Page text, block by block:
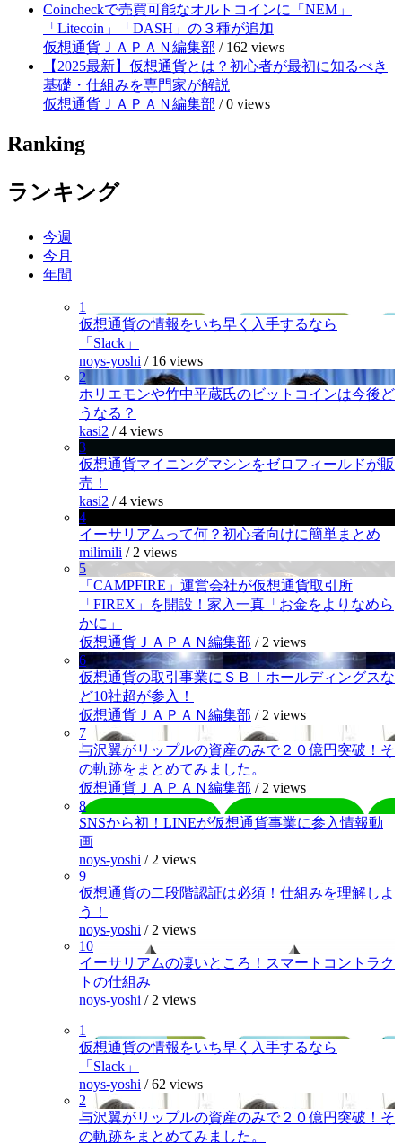
Coincheckで売買可能なオルトコインに「NEM」
「Litecoin」「DASH」の３種が追加
仮想通貨ＪＡＰＡＮ編集部 / 162 views
【2025最新】仮想通貨とは？初心者が最初に知るべき
基礎・仕組みを専門家が解説
仮想通貨ＪＡＰＡＮ編集部 /0 views
Ranking
ランキング
今週
今月
年間
1
仮想通貨の情報をいち早く入手するなら
「Slack」
noys-yoshi / 16 views
2
ホリエモンや竹中平蔵氏のビットコインは今後ど
うなる？
kasi2 /4 views
3
仮想通貨マイニングマシンをゼロフィールドが販
売！
kasi2 /4 views
4
イーサリアムって何？初心者向けに簡単まとめ
milimili / 2 views
5
「CAMPFIRE」運営会社が仮想通貨取引所
「FIREX」を開設！家入一真「お金をよりなめら
かに」
仮想通貨ＪＡＰＡＮ編集部 / 2 views
6
仮想通貨の取引事業にＳＢＩホールディングスな
ど10社超が参入！
仮想通貨ＪＡＰＡＮ編集部 / 2 views
7
与沢翼がリップルの資産のみで２０億円突破！そ
の軌跡をまとめてみました。
仮想通貨ＪＡＰＡＮ編集部 / 2 views
8
SNSから初！LINEが仮想通貨事業に参入情報動
画
noys-yoshi / 2 views
9
仮想通貨の二段階認証は必須！仕組みを理解しよ
う！
noys-yoshi / 2 views
10
イーサリアムの凄いところ！スマートコントラク
トの仕組み
noys-yoshi / 2 views
1
仮想通貨の情報をいち早く入手するなら
「Slack」
noys-yoshi /62 views
2
与沢翼がリップルの資産のみで２０億円突破！そ
の軌跡をまとめてみました。